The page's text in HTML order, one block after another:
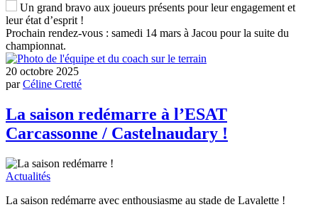
Un grand bravo aux joueurs présents pour leur engagement et
leur état d’esprit !
Prochain rendez-vous : samedi 14 mars à Jacou pour la suite du
championnat.
20 octobre 2025
parCéline Cretté
La saison redémarre à l’ESAT
Carcassonne / Castelnaudary !
Actualités
La saison redémarre avec enthousiasme au stade de Lavalette !